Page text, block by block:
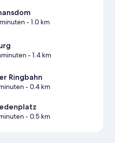
- 1.0 km
- 1.4 km
Ringbahn
- 0.4 km
- 0.5 km